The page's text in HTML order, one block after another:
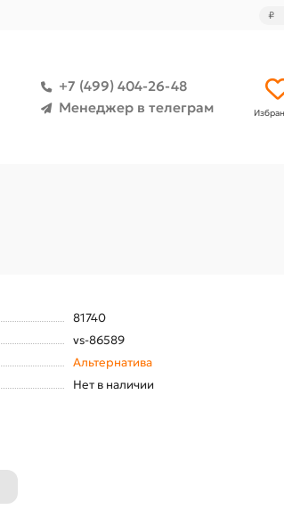
₽
+7 (499) 404-26-48
Менеджер в телеграм
81740
vs-86589
Альтернатива
Нет в наличии